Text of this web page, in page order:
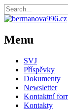
Menu
SVJ
Příspěvky
Dokumenty
Newsletter
Kontaktní
Kontakty